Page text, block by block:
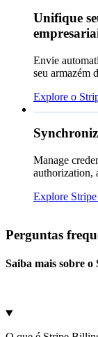
https://
dados
Unifique
Envie
seu armazém
Explore o
Manage
authorization,
Explore
Perguntas
Saiba mais sobre